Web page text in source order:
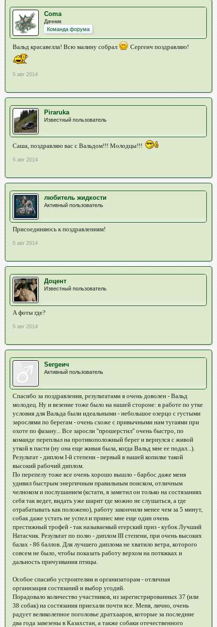
Coma
Дачник
Команда форума
Вальд красавелла! Всю малину собрал Сергеич поздравляю!
5 авг 2014
Piraruka
Известный пользователь
Саша, поздравляю вас с Вальдом!!! Молодцы!!!
5 авг 2014
любитель жидкости
Активный пользователь
Присоединяюсь к поздравлениям!
5 авг 2014
Доцент
Известный пользователь
А фоты где?
5 авг 2014
Sergeич
Активный пользователь
Спасибо за поздравления, результатами я очень доволен - Вальд
молодец. Ну и везение тоже было на нашей стороне: в работе по утке
условия для Вальда были идеальными - небольшое озерцо с густыми
зарослями по берегам - очень схоже с привычными нам тугаями при
охоте по фазану... Все заросли "прошерстил" очень быстро, по
команде переплыл на противоположный берег и вернулся с живой
уткой в пасти (ну она еще живая была, когда Вальд мне ее подал...).
Результат - диплом I-й степени - первый в нашей копилке такой
высокий рабочий диплом.
По перепелу тоже все очень хорошо вышло - барбос даже меня
удивил быстрым энергичным правильным поиском, отличным
челноком и послушанием (кстати, я заметил он только на состязаниях
себя так ведет, видать уже шарит где можно не слушаться, а где
отрабатывать как положено), работу закончили менее чем за 5 минут,
собак даже устать не успел и принес мне еще один очень
престижный трофей - так называемый егерский приз - кубок Лучший
Натасчик. Результат по полю - диплом III степени, при очень высоких
балах - 86 баллов. Для лучшего диплома не хватило ветра, которого
совсем не было, чтобы показать работу верхом на потяжках и
дальность причуивания птицы.
Особое спасибо устроителям и организаторам - отличная
организация состязаний и выбор угодий.
Порадовало количество участников, из зарегистрированных 37 (или
38 собак) на состязания приехали почти все. Меня, лично, очень
радует великолепное поголовье дратхааров, которые за последние
два года завезены в Казахстан, а также собаки отечественного